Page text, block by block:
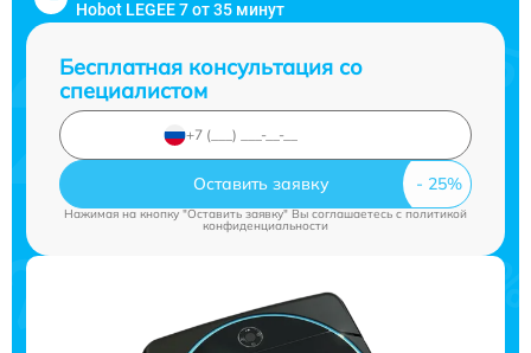
Hobot LEGEE 7 от 35 минут
Бесплатная консультация со
специалистом
Оставить заявку
Нажимая на кнопку "Оставить заявку" Вы соглашаетесь cполитикой
конфиденциальности